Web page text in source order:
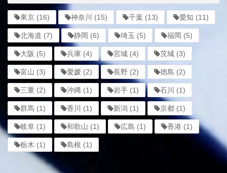
東京 (16) 神奈川 (15) 千葉 (13) 愛知 (11)
北海道 (7) 静岡 (6) 埼玉 (5) 福岡 (5)
大阪 (5) 兵庫 (4) 宮城 (4) 茨城 (3)
富山 (3) 愛媛 (2) 長野 (2) 徳島 (2)
三重 (2) 沖縄 (1) 岩手 (1) 石川 (1)
群馬 (1) 香川 (1) 新潟 (1) 京都 (1)
岐阜 (1) 和歌山 (1) 広島 (1) 香港 (1)
栃木 (1) 島根 (1)